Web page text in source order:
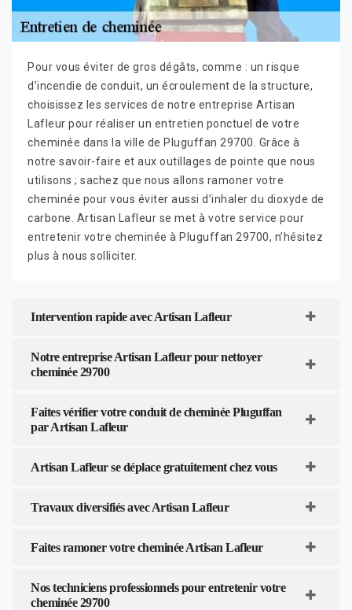
Pour vous éviter de gros dégâts, comme : un risque
d’incendie de conduit, un écroulement de la structure,
choisissez les services de notre entreprise Artisan
Lafleur pour réaliser un entretien ponctuel de votre
cheminée dans la ville de Pluguffan 29700. Grâce à
notre savoir-faire et aux outillages de pointe que nous
utilisons ; sachez que nous allons ramoner votre
cheminée pour vous éviter aussi d’inhaler du dioxyde de
carbone. Artisan Lafleur se met à votre service pour
entretenir votre cheminée à Pluguffan 29700, n’hésitez
plus à nous solliciter.
Intervention rapide avec Artisan Lafleur
Notre entreprise Artisan Lafleur pour nettoyer
cheminée 29700
Faites vérifier votre conduit de cheminée Pluguffan
par Artisan Lafleur
Artisan Lafleur se déplace gratuitement chez vous
Travaux diversifiés avec Artisan Lafleur
Faites ramoner votre cheminée Artisan Lafleur
Nos techniciens professionnels pour entretenir votre
cheminée 29700